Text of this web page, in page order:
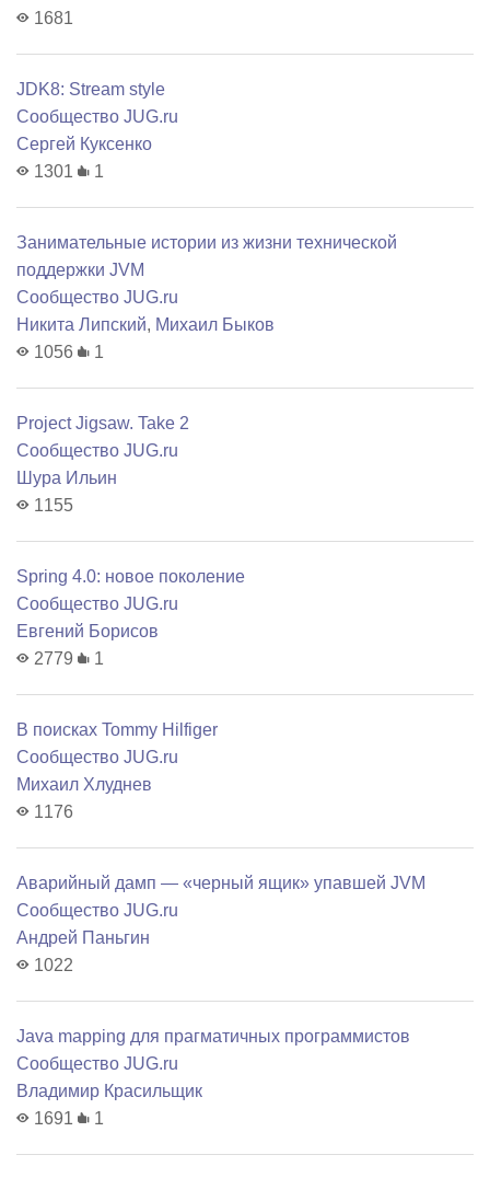
1681
JDK8: Stream style
Сообщество JUG.ru
Сергей Куксенко
1301
1
Занимательные истории из жизни технической
поддержки JVM
Сообщество JUG.ru
Никита Липский, Михаил Быков
1056
1
Project Jigsaw. Take 2
Сообщество JUG.ru
Шура Ильин
1155
Spring 4.0: новое поколение
Сообщество JUG.ru
Евгений Борисов
2779
1
В поисках Tommy Hilfiger
Сообщество JUG.ru
Михаил Хлуднев
1176
Аварийный дамп — «черный ящик» упавшей JVM
Сообщество JUG.ru
Андрей Паньгин
1022
Java mapping для прагматичных программистов
Сообщество JUG.ru
Владимир Красильщик
1691
1